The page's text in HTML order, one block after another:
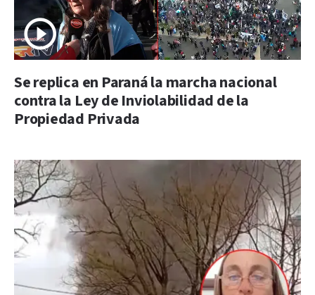
Se replica en Paraná la marcha nacional
contra la Ley de Inviolabilidad de la
Propiedad Privada